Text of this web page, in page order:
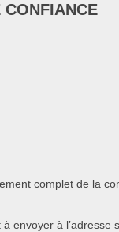
CONFIANCE
complet de la
envoyer à l’adresse